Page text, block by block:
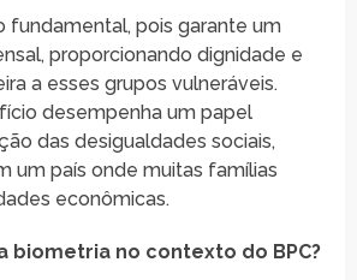
fundamental, pois garante um
proporcionando dignidade e
a esses grupos vulneráveis.
desempenha um papel
das desigualdades sociais,
um país onde muitas famílias
econômicas.
biometria no contexto do BPC?